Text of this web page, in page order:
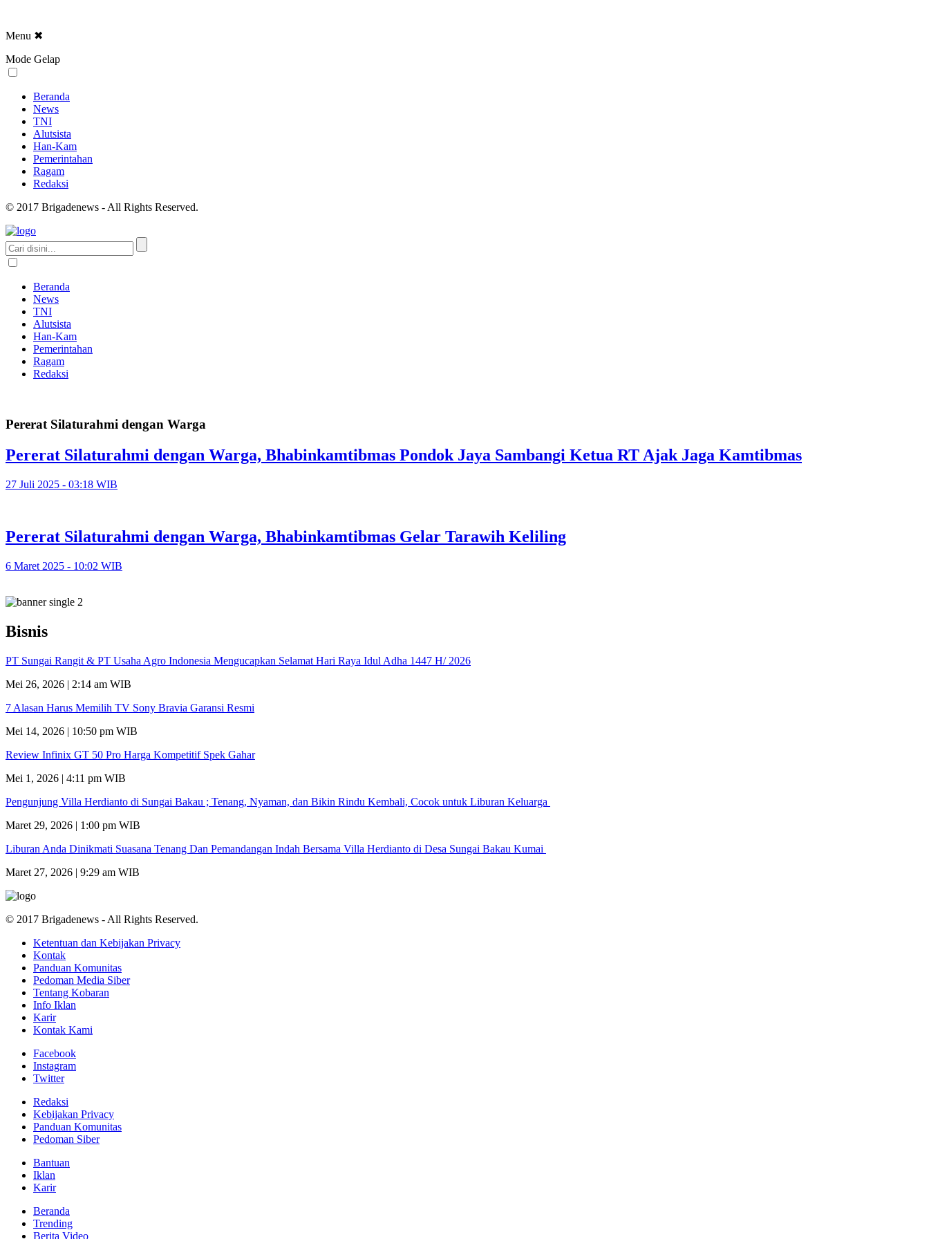
Menu ✖
Mode Gelap
Beranda
News
TNI
Alutsista
Han-Kam
Pemerintahan
Ragam
Redaksi
© 2017 Brigadenews - All Rights Reserved.
Beranda
News
TNI
Alutsista
Han-Kam
Pemerintahan
Ragam
Redaksi
Pererat Silaturahmi dengan Warga
Pererat Silaturahmi dengan Warga, Bhabinkamtibmas Pondok Jaya Sambangi Ketua RT Ajak Jaga Kamtibmas
27 Juli 2025 - 03:18 WIB
Pererat Silaturahmi dengan Warga, Bhabinkamtibmas Gelar Tarawih Keliling
6 Maret 2025 - 10:02 WIB
Bisnis
PT Sungai Rangit & PT Usaha Agro Indonesia Mengucapkan Selamat Hari Raya Idul Adha 1447 H/ 2026
Mei 26, 2026 | 2:14 am WIB
7 Alasan Harus Memilih TV Sony Bravia Garansi Resmi
Mei 14, 2026 | 10:50 pm WIB
Review Infinix GT 50 Pro Harga Kompetitif Spek Gahar
Mei 1, 2026 | 4:11 pm WIB
Pengunjung Villa Herdianto di Sungai Bakau ; Tenang, Nyaman, dan Bikin Rindu Kembali, Cocok untuk Liburan Keluarga
Maret 29, 2026 | 1:00 pm WIB
Liburan Anda Dinikmati Suasana Tenang Dan Pemandangan Indah Bersama Villa Herdianto di Desa Sungai Bakau Kumai
Maret 27, 2026 | 9:29 am WIB
© 2017 Brigadenews - All Rights Reserved.
Ketentuan dan Kebijakan Privacy
Kontak
Panduan Komunitas
Pedoman Media Siber
Tentang Kobaran
Info Iklan
Karir
Kontak Kami
Facebook
Instagram
Twitter
Redaksi
Kebijakan Privacy
Panduan Komunitas
Pedoman Siber
Bantuan
Iklan
Karir
Beranda
Trending
Berita Video